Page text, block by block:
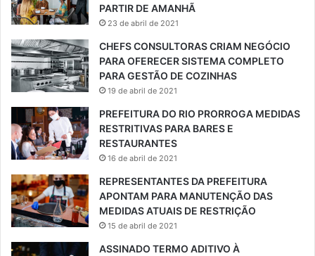
PARTIR DE AMANHÃ
23 de abril de 2021
CHEFS CONSULTORAS CRIAM NEGÓCIO
PARA OFERECER SISTEMA COMPLETO
PARA GESTÃO DE COZINHAS
19 de abril de 2021
PREFEITURA DO RIO PRORROGA MEDIDAS
RESTRITIVAS PARA BARES E
RESTAURANTES
16 de abril de 2021
REPRESENTANTES DA PREFEITURA
APONTAM PARA MANUTENÇÃO DAS
MEDIDAS ATUAIS DE RESTRIÇÃO
15 de abril de 2021
ASSINADO TERMO ADITIVO À